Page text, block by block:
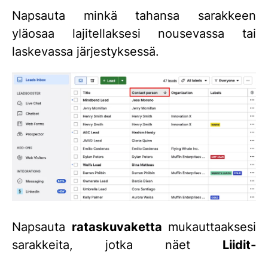
Napsauta minkä tahansa sarakkeen
yläosaa lajitellaksesi nousevassa tai
laskevassa järjestyksessä.
Napsauta rataskuvaketta mukauttaaksesi
sarakkeita, jotka näet Liidit-